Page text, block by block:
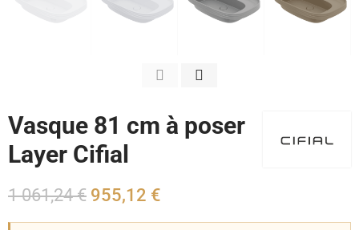
Vasque 81 cm à poser
Layer Cifial
1 061,24 € 955,12 €